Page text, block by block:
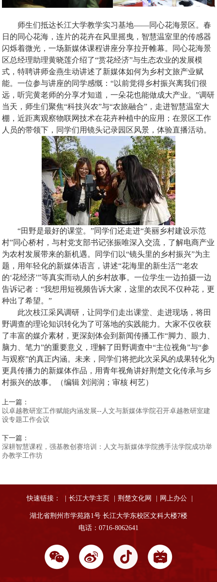
师生们抵达长江大学教学实习基地——同心花海景区。春
日的同心花海，连片的花卉在风里摇曳，智慧温室里的传感器
闪烁着微光，一场新媒体课程讲座分享拉开帷幕。同心花海景
区总经理助理黄晓莲介绍了“赏花经济”与生态农业的发展模
式，特聘讲师金燕生动讲述了新媒体如何为乡村文旅产业赋
能。一位参与讲座的同学感慨：“以前觉得乡村振兴离我们很
远，听完黄老师的分享才知道，一朵花也能做成大产业。”调研
当天，师生们聚焦“科技兴农”与“农旅融合”，走进智慧温室大
棚，近距离观察物联网技术在花卉种植中的应用；在景区工作
人员的带领下，同学们用镜头记录园区风景，体验直播活动。
“田野是最好的课堂。”同学们还走进“美丽乡村建设示范
村”同心桥村，与村党支部书记张振唯深入交流，了解电商产业
为农村发展带来的新机遇。同学们以“镜头里的乡村振兴”为主
题，用年轻化的新媒体语言，讲述“花海里的新生活”“老农
的‘花经济’”等真实而动人的乡村故事。一位学生一边拍摄一边
告诉记者：“我想用短视频告诉大家，这里的农民不仅种花，更
种出了希望。”
此次枝江采风调研，让同学们走出课堂、走进现场，将田
野调查的理论知识转化为了可落地的实践能力。大家不仅收获
了丰富的媒介素材，更深刻体会到新闻传播工作“脚力、眼力、
脑力、笔力”的重要意义，理解了田野调查中“主位视角”与“参
与观察”的真正内涵。未来，同学们将把此次采风的成果转化为
更具传播力的新媒体作品，用青年视角讲好荆楚文化传承与乡
村振兴的故事。（编辑 刘润润；审核 柯艺）
上一篇：
以卓越教研室工作赋能内涵发展--人文与新媒体学院召开卓越教研室建
设专题工作会议
下一篇：
深耕智慧课程，强基教创赛培训：人文与新媒体学院携手法学院成功举
办教学工作坊
快速链接： 长江大学主页 荆楚文化网 网上办公
湖北省荆州市学苑路1号 长江大学东校区文科大楼7楼
电话：0716-8062641